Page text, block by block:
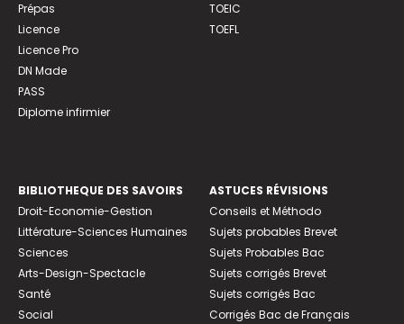
Prépas
Licence
Licence Pro
DN Made
PASS
Diplome infirmier
TOEIC
TOEFL
BIBLIOTHEQUE DES SAVOIRS
Droit-Economie-Gestion
Littérature-Sciences Humaines
Sciences
Arts-Design-Spectacle
Santé
Social
ASTUCES RÉVISIONS
Conseils et Méthodo
Sujets probables Brevet
Sujets Probables Bac
Sujets corrigés Brevet
Sujets corrigés Bac
Corrigés Bac de Français